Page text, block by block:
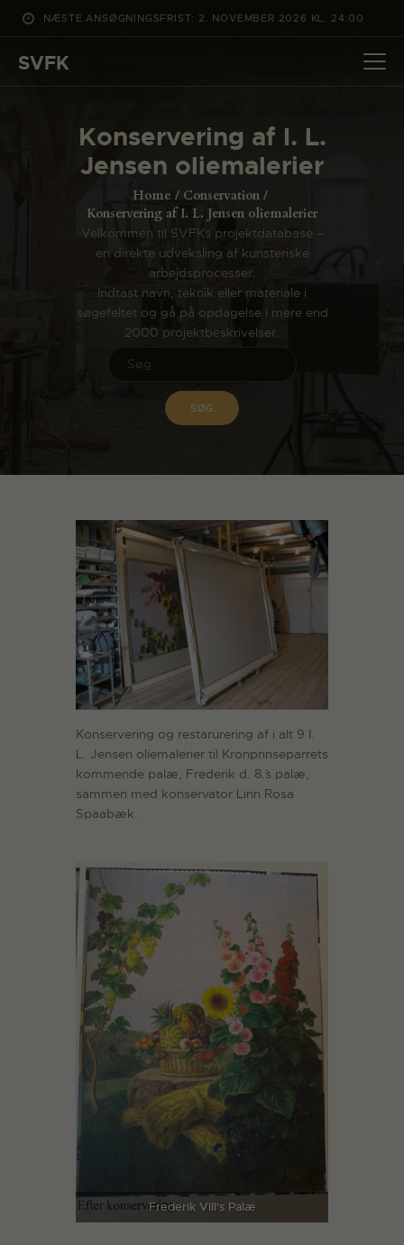
NÆSTE ANSØGNINGSFRIST: 2. NOVEMBER 2026 KL. 24:00
SVFK
Konservering af I. L.
Jensen oliemalerier
Home
Conservation
Konservering af I. L. Jensen oliemalerier
Velkommen til SVFKs projektdatabase –
en direkte udveksling af kunsteriske
arbejdsprocesser.
Indtast navn, teknik eller materiale i
søgefeltet og gå på opdagelse i mere end
2000 projektbeskrivelser.
DET SKER
PROJEKTER
ANSØG
OM SVFK
ENGLISH
Konservering og restarurering af i alt 9 I.
L. Jensen oliemalerier til Kronprinseparrets
kommende palæ, Frederik d. 8.´s palæ,
sammen med konservator Linn Rosa
Spaabæk.
Frederik Vlll's Palæ